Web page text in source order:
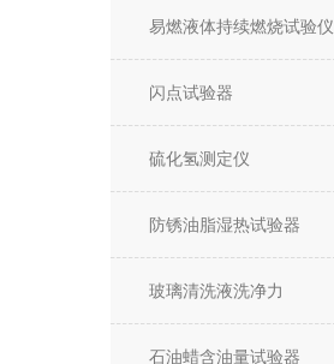
易燃液体持续燃烧试验仪
闪点试验器
硫化氢测定仪
防锈油脂湿热试验器
玻璃清洗液洗净力
石油蜡含油量试验器